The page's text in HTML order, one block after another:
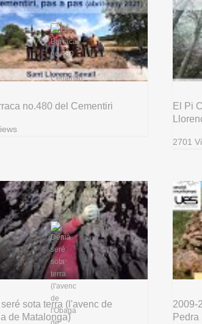
no.480 del Cementiri
El Pi
2701
seré sota terra (l'avenc de
de Matalonga)
2009-